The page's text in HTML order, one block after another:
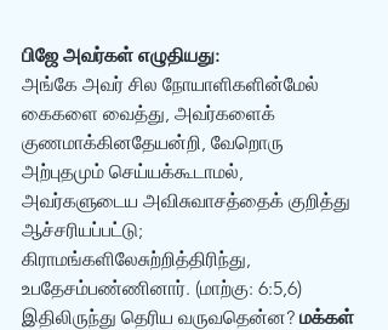
பிஜே அவர்கள் எழுதியது:
அங்கே அவர் சில நோயாளிகளின்மேல்
கைகளை வைத்து, அவர்களைக்
குணமாக்கினதேயன்றி, வேறொரு
அற்புதமும் செய்யக்கூடாமல்,
அவர்களுடைய அவிசுவாசத்தைக் குறித்து
ஆச்சரியப்பட்டு;
கிராமங்களிலேசுற்றித்திரிந்து,
உபதேசம்பண்ணினார். (மாற்கு: 6:5,6)
இதிலிருந்து தெரிய வருவதென்ன? மக்கள்